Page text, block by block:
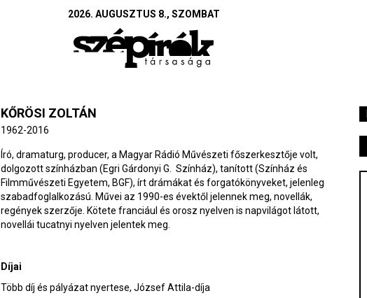
2026. AUGUSZTUS 8., SZOMBAT
KŐRÖSI ZOLTÁN
1962-2016
Író, dramaturg, producer, a Magyar Rádió Művészeti főszerkesztője volt,
dolgozott színházban (Egri Gárdonyi G. Színház), tanított (Színház és
Filmművészeti Egyetem, BGF), írt drámákat és forgatókönyveket, jelenleg
szabadfoglalkozású. Művei az 1990-es évektől jelennek meg, novellák,
regények szerzője. Kötete franciául és orosz nyelven is napvilágot látott,
novellái tucatnyi nyelven jelentek meg.
Díjai
Több díj és pályázat nyertese, József Attila-díja